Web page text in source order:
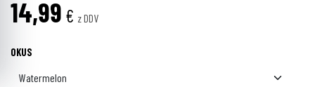
14,99 € z DDV
OKUS